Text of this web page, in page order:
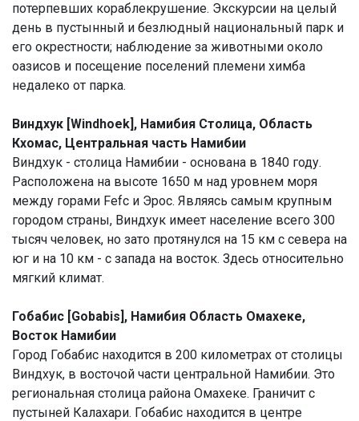
потерпевших кораблекрушение. Экскурсии на целый
день в пустынный и безлюдный национальный парк и
его окрестности; наблюдение за животными около
оазисов и посещение поселений племени химба
недалеко от парка.
Виндхук [Windhoek], Намибия Столица, Область
Кхомас, Центральная часть Намибии
Виндхук - столица Намибии - основана в 1840 году.
Расположена на высоте 1650 м над уровнем моря
между горами Fefc и Эрос. Являясь самым крупным
городом страны, Виндхук имеет население всего 300
тысяч человек, но зато протянулся на 15 км с севера на
юг и на 10 км - с запада на восток. Здесь относительно
мягкий климат.
Гобабис [Gobabis], Намибия Область Омахеке,
Восток Намибии
Город Гобабис находится в 200 километрах от столицы
Виндхук, в восточой части центральной Намибии. Это
региональная столица района Омахеке. Граничит с
пустыней Калахари. Гобабис находится в центре